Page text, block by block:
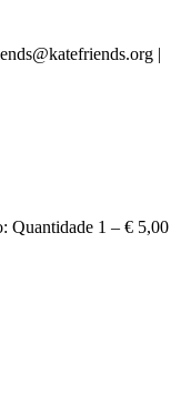
|
Quantidade 1 – € 5,00